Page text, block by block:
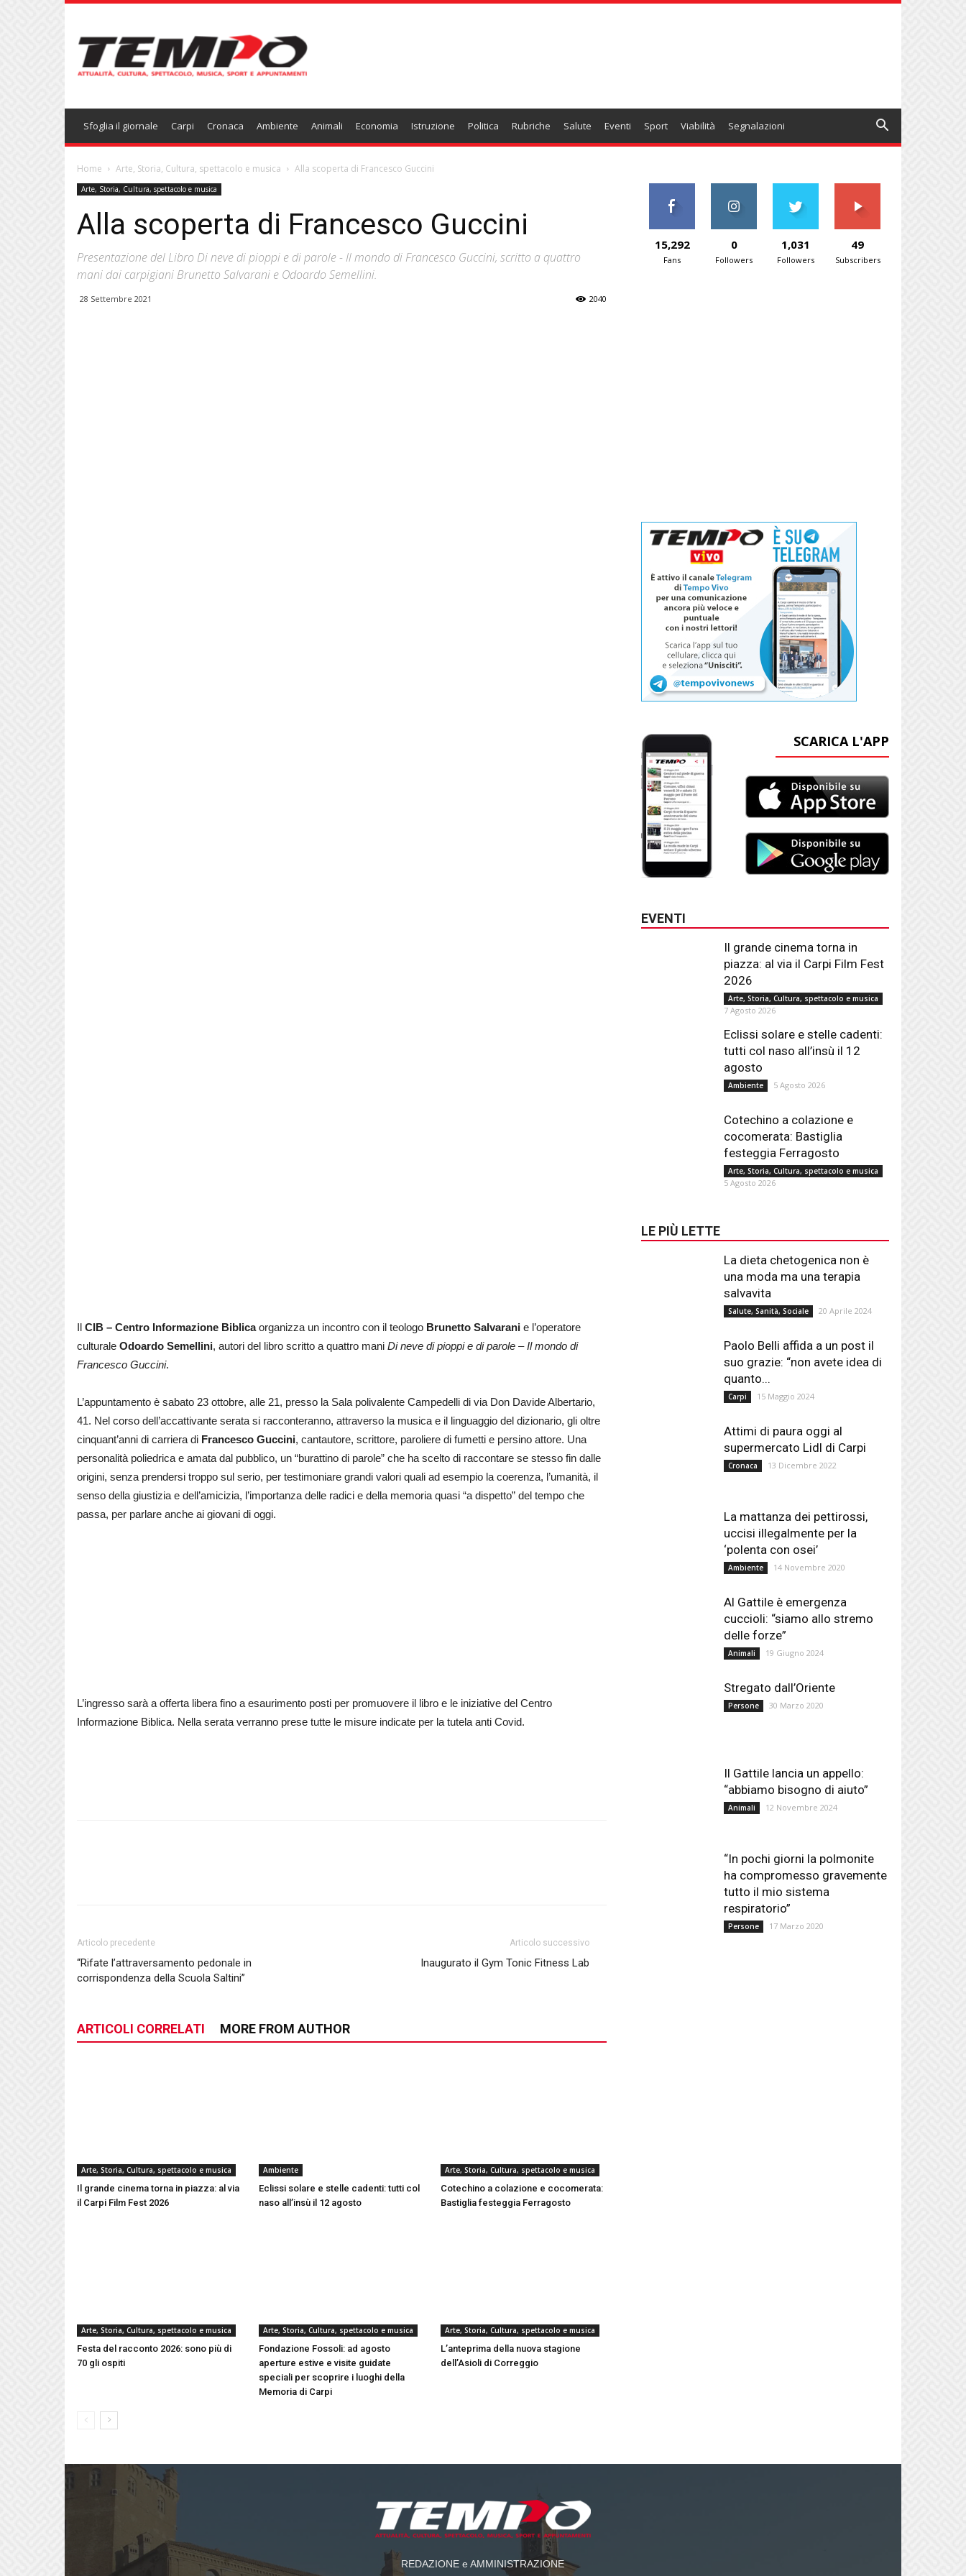
Sfoglia il giornale Carpi Cronaca Ambiente Animali Economia Istruzione Politica Rubriche Salute Eventi Sport Viabilità Segnalazioni
Home Arte, Storia, Cultura, spettacolo e musica Alla scoperta di Francesco Guccini
Arte, Storia, Cultura, spettacolo e musica
Alla scoperta di Francesco Guccini
Presentazione del Libro Di neve di pioppi e di parole - Il mondo di Francesco Guccini, scritto a quattro
mani dai carpigiani Brunetto Salvarani e Odoardo Semellini.
28 Settembre 2021 2040
IlCIB – Centro Informazione Biblicaorganizza un incontro con il teologo Brunetto Salvaranie l’operatore
culturale Odoardo Semellini, autori del libro scritto a quattro maniDi neve di pioppi e di parole – Il mondo di
Francesco Guccini.
L’appuntamento è sabato 23 ottobre, alle 21, presso la Sala polivalente Campedelli di via Don Davide Albertario,
41. Nel corso dell’accattivante serata si racconteranno, attraverso la musica e il linguaggio del dizionario, gli oltre
cinquant’anni di carriera di Francesco Guccini, cantautore, scrittore, paroliere di fumetti e persino attore. Una
personalità poliedrica e amata dal pubblico, un “burattino di parole” che ha scelto di raccontare se stesso fin dalle
origini, senza prendersi troppo sul serio, per testimoniare grandi valori quali ad esempio la coerenza, l’umanità, il
senso della giustizia e dell’amicizia, l’importanza delle radici e della memoria quasi “a dispetto” del tempo che
passa, per parlare anche ai giovani di oggi.
L’ingresso sarà a offerta libera fino a esaurimento posti per promuovere il libro e le iniziative del Centro
Informazione Biblica. Nella serata verranno prese tutte le misure indicate per la tutela anti Covid.
Articolo precedente
“Rifate l’attraversamento pedonale in
corrispondenza della Scuola Saltini”
Articolo successivo
Inaugurato il Gym Tonic Fitness Lab
ARTICOLI CORRELATI MORE FROM AUTHOR
Arte, Storia, Cultura, spettacolo e musica
Il grande cinema torna in piazza: al via
il Carpi Film Fest 2026
Ambiente
Eclissi solare e stelle cadenti: tutti col
naso all’insù il 12 agosto
Arte, Storia, Cultura, spettacolo e musica
Cotechino a colazione e cocomerata:
Bastiglia festeggia Ferragosto
Arte, Storia, Cultura, spettacolo e musica
Festa del racconto 2026: sono più di
70 gli ospiti
Arte, Storia, Cultura, spettacolo e musica
Fondazione Fossoli: ad agosto
aperture estive e visite guidate
speciali per scoprire i luoghi della
Memoria di Carpi
Arte, Storia, Cultura, spettacolo e musica
L’anteprima della nuova stagione
dell’Asioli di Correggio
15,292
Fans
0
Followers
1,031
Followers
49
Subscribers
SCARICA L'APP
EVENTI
Il grande cinema torna in
piazza: al via il Carpi Film Fest
2026
Arte, Storia, Cultura, spettacolo e musica
7 Agosto 2026
Eclissi solare e stelle cadenti:
tutti col naso all’insù il 12
agosto
Ambiente 5 Agosto 2026
Cotechino a colazione e
cocomerata: Bastiglia
festeggia Ferragosto
Arte, Storia, Cultura, spettacolo e musica
5 Agosto 2026
LE PIÙ LETTE
La dieta chetogenica non è
una moda ma una terapia
salvavita
Salute, Sanità, Sociale 20 Aprile 2024
Paolo Belli affida a un post il
suo grazie: “non avete idea di
quanto...
Carpi 15 Maggio 2024
Attimi di paura oggi al
supermercato Lidl di Carpi
Cronaca 13 Dicembre 2022
La mattanza dei pettirossi,
uccisi illegalmente per la
‘polenta con osei’
Ambiente 14 Novembre 2020
Al Gattile è emergenza
cuccioli: “siamo allo stremo
delle forze”
Animali 19 Giugno 2024
Stregato dall’Oriente
Persone 30 Marzo 2020
Il Gattile lancia un appello:
“abbiamo bisogno di aiuto”
Animali 12 Novembre 2024
“In pochi giorni la polmonite
ha compromesso gravemente
tutto il mio sistema
respiratorio”
Persone 17 Marzo 2020
REDAZIONE e AMMINISTRAZIONE